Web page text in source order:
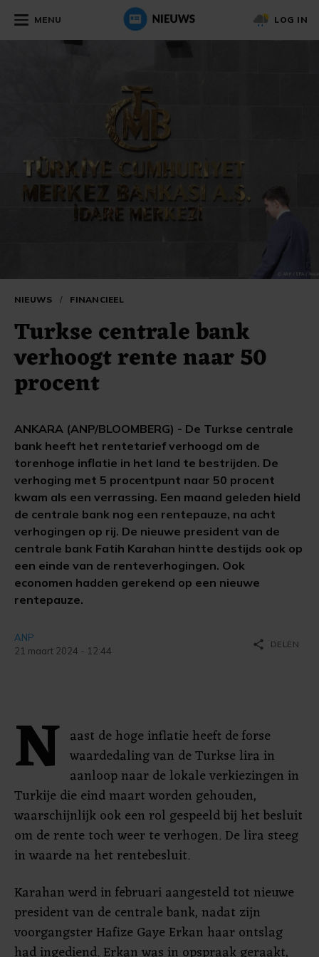
MENU LOG IN
NIEUWS / FINANCIEEL
Turkse centrale bank
verhoogt rente naar 50
procent
ANKARA (ANP/BLOOMBERG) - De Turkse centrale
bank heeft het rentetarief verhoogd om de
torenhoge inflatie in het land te bestrijden. De
verhoging met 5 procentpunt naar 50 procent
kwam als een verrassing. Een maand geleden hield
de centrale bank nog een rentepauze, na acht
verhogingen op rij. De nieuwe president van de
centrale bank Fatih Karahan hintte destijds ook op
een einde van de renteverhogingen. Ook
economen hadden gerekend op een nieuwe
rentepauze.
ANP
21 maart 2024 - 12:44
share DELEN
N aast de hoge inflatie heeft de forse
waardedaling van de Turkse lira in
aanloop naar de lokale verkiezingen in
Turkije die eind maart worden gehouden,
waarschijnlijk ook een rol gespeeld bij het besluit
om de rente toch weer te verhogen. De lira steeg
in waarde na het rentebesluit.
Karahan werd in februari aangesteld tot nieuwe
president van de centrale bank, nadat zijn
voorgangster Hafize Gaye Erkan haar ontslag